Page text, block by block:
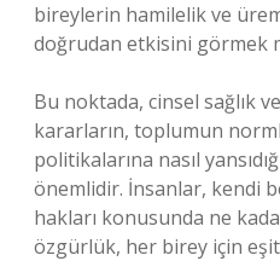
bireylerin hamilelik ve
doğrudan etkisini görmek
Bu noktada, cinsel sağlık
kararların, toplumun
politikalarına nasıl
önemlidir. İnsanlar, kendi
hakları konusunda ne
özgürlük, her birey için